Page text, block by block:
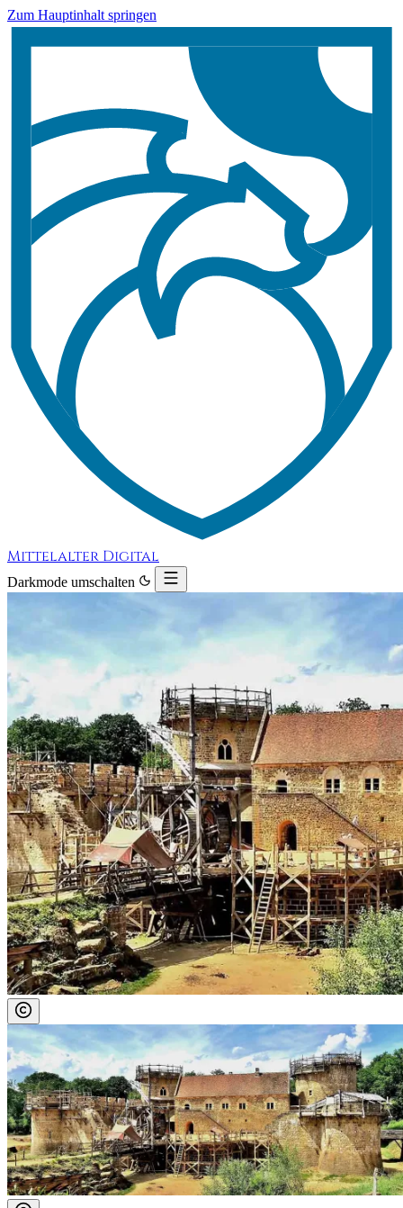
Zum Hauptinhalt springen
Mittelalter Digital
Darkmode umschalten